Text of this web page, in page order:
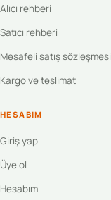
Alıcı rehberi
Satıcı rehberi
Mesafeli satış sözleşmesi
Kargo ve teslimat
HESABIM
Giriş yap
Üye ol
Hesabım